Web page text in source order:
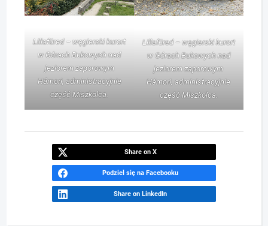
Lillafüred – węgierski kurort
w Górach Bukowych nad
jeziorem zaporowym
Hámori, administracyjnie
część Miszkolca.
Lillafüred – węgierski kurort
w Górach Bukowych nad
jeziorem zaporowym
Hámori, administracyjnie
część Miszkolca.
Share on X
Podziel się na Facebooku
Share on LinkedIn